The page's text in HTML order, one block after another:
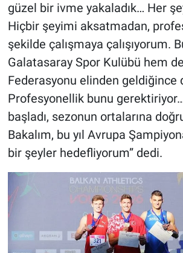
güzel bir ivme yakaladık… Her
Hiçbir şeyimi aksatmadan,
şekilde çalışmaya çalışıyorum.
Galatasaray Spor Kulübü hem
Federasyonu elinden geldiğince
Profesyonellik bunu
başladı, sezonun ortalarına
Bakalım, bu yıl Avrupa
bir şeyler hedefliyorum” dedi.